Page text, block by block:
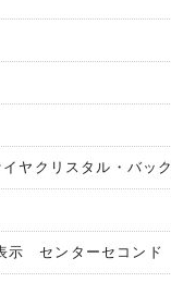
ヤクリスタル・バック
示 センターセコンド